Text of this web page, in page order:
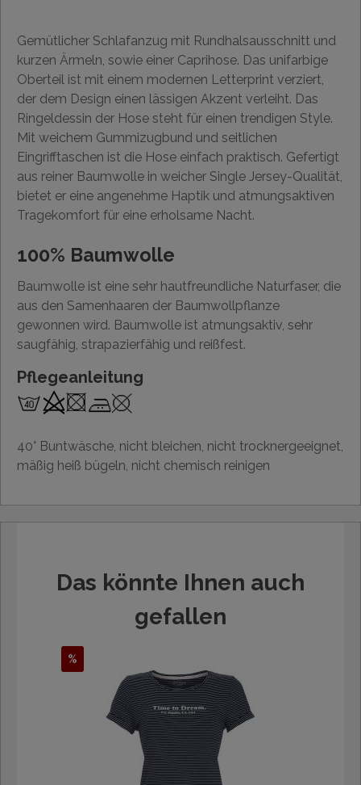
Gemütlicher Schlafanzug mit Rundhalsausschnitt und
kurzen Ärmeln, sowie einer Caprihose. Das unifarbige
Oberteil ist mit einem modernen Letterprint verziert,
der dem Design einen lässigen Akzent verleiht. Das
Ringeldessin der Hose steht für einen trendigen Style.
Mit weichem Gummizugbund und seitlichen
Eingrifftaschen ist die Hose einfach praktisch. Gefertigt
aus reiner Baumwolle in weicher Single Jersey-Qualität,
bietet er eine angenehme Haptik und atmungsaktiven
Tragekomfort für eine erholsame Nacht.
100% Baumwolle
Baumwolle ist eine sehr hautfreundliche Naturfaser, die
aus den Samenhaaren der Baumwollpflanze
gewonnen wird. Baumwolle ist atmungsaktiv, sehr
saugfähig, strapazierfähig und reißfest.
Pflegeanleitung
40° Buntwäsche, nicht bleichen, nicht trocknergeeignet,
mäßig heiß bügeln, nicht chemisch reinigen
Das könnte Ihnen auch
gefallen
%